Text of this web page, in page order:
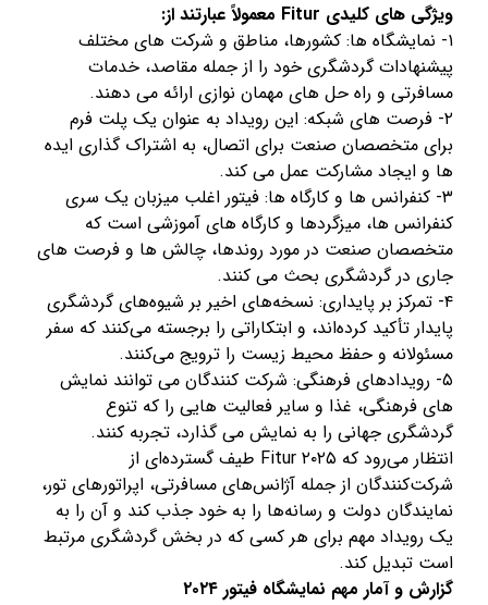
ویژگی های کلیدی Fitur معمولاً عبارتند از:
۱- نمایشگاه ها: کشورها، مناطق و شرکت های مختلف
پیشنهادات گردشگری خود را از جمله مقاصد، خدمات
مسافرتی و راه حل های مهمان نوازی ارائه می دهند.
۲- فرصت های شبکه: این رویداد به عنوان یک پلت فرم
برای متخصصان صنعت برای اتصال، به اشتراک گذاری ایده
ها و ایجاد مشارکت عمل می کند.
۳- کنفرانس ها و کارگاه ها: فیتور اغلب میزبان یک سری
کنفرانس ها، میزگردها و کارگاه های آموزشی است که
متخصصان صنعت در مورد روندها، چالش ها و فرصت های
جاری در گردشگری بحث می کنند.
۴- تمرکز بر پایداری: نسخه‌های اخیر بر شیوه‌های گردشگری
پایدار تأکید کرده‌اند، و ابتکاراتی را برجسته می‌کنند که سفر
مسئولانه و حفظ محیط زیست را ترویج می‌کنند.
۵- رویدادهای فرهنگی: شرکت کنندگان می توانند نمایش
های فرهنگی، غذا و سایر فعالیت هایی را که تنوع
گردشگری جهانی را به نمایش می گذارد، تجربه کنند.
انتظار می‌رود که Fitur ۲۰۲۵ طیف گسترده‌ای از
شرکت‌کنندگان از جمله آژانس‌های مسافرتی، اپراتورهای تور،
نمایندگان دولت و رسانه‌ها را به خود جذب کند و آن را به
یک رویداد مهم برای هر کسی که در بخش گردشگری مرتبط
است تبدیل کند.
گزارش و آمار مهم نمایشگاه فیتور ۲۰۲۴